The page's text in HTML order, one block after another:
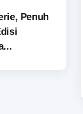
Penuh